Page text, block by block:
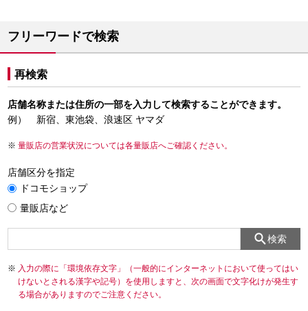
フリーワードで検索
再検索
店舗名称または住所の一部を入力して検索することができます。
例） 新宿、東池袋、浪速区 ヤマダ
量販店の営業状況については各量販店へご確認ください。
店舗区分を指定
ドコモショップ
量販店など
検索
入力の際に「環境依存文字」（一般的にインターネットにおいて使ってはい
けないとされる漢字や記号）を使用しますと、次の画面で文字化けが発生す
る場合がありますのでご注意ください。